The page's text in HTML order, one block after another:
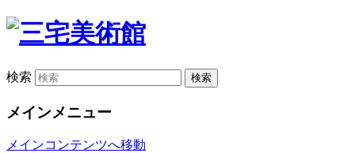
検索
メインメニュー
メインコンテンツへ移動